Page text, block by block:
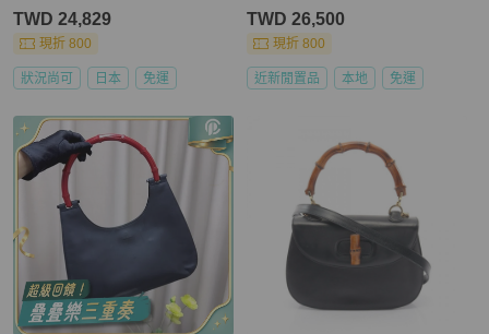
TWD 24,829
現折 800
狀況尚可 日本 免運
TWD 26,500
現折 800
近新閒置品 本地 免運